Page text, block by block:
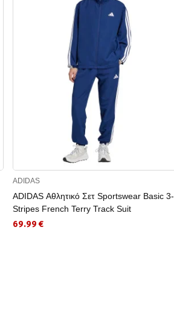
ADIDAS
ADIDAS Αθλητικό Σετ Sportswear Basic 3-
Stripes French Terry Track Suit
69.99 €